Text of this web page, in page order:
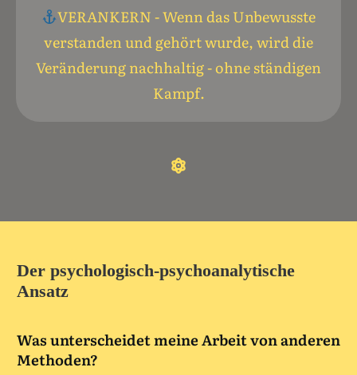
VERANKERN - Wenn das Unbewusste
verstanden und gehört wurde, wird die
Veränderung nachhaltig - ohne ständigen
Kampf.
Der psychologisch-psychoanalytische
Ansatz
Was unterscheidet meine Arbeit von anderen
Methoden?